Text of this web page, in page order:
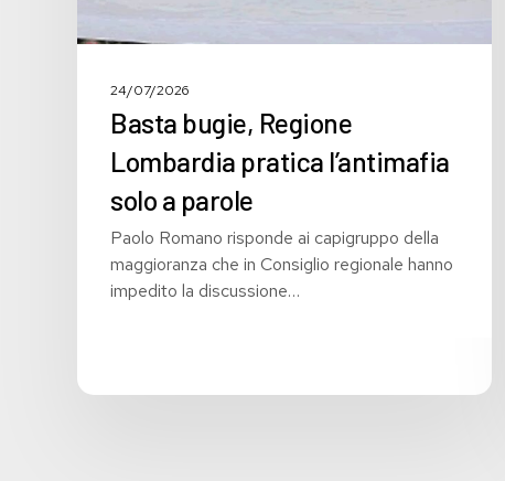
24/07/2026
Basta bugie, Regione
Lombardia pratica l’antimafia
solo a parole
Paolo Romano risponde ai capigruppo della
maggioranza che in Consiglio regionale hanno
impedito la discussione…